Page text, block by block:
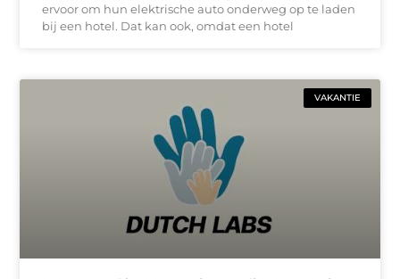
ervoor om hun elektrische auto onderweg op te laden
bij een hotel. Dat kan ook, omdat een hotel
VAKANTIE